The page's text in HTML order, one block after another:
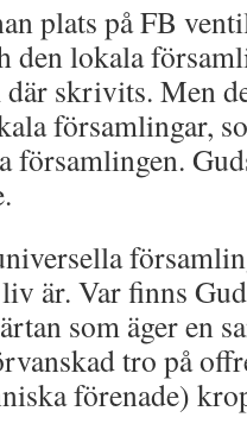
plats på FB
den lokala
där skrivits. Men
församlingar,
församlingen.
är. Var finns
som äger en
tro på
förenade)